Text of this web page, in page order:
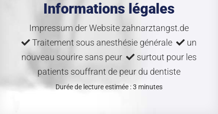
Informations légales
Impressum der Website zahnarztangst.de
Traitement sous anesthésie générale
un
nouveau sourire sans peur
surtout pour les
patients souffrant de peur du dentiste
Durée de lecture estimée : 3 minutes